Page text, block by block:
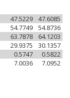
47.6085
47.5229
54.8736
54.7749
64.1203
63.7878
30.1357
29.9375
0.5822
0.5747
7.0952
7.0036